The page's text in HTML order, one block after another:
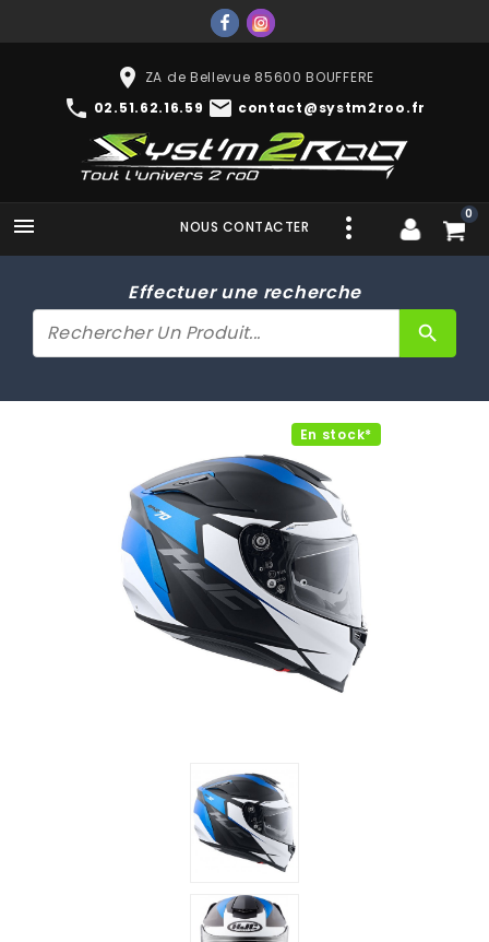
place ZA de Bellevue 85600 BOUFFERE
phone 02.51.62.16.59 mail contact@systm2roo.fr
 0
NOUS CONTACTER
Effectuer une recherche
search
En stock*